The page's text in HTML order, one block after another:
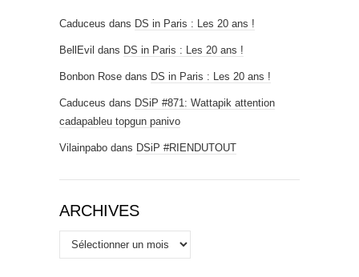
Caduceus dans DS in Paris : Les 20 ans !
BellEvil dans DS in Paris : Les 20 ans !
Bonbon Rose dans DS in Paris : Les 20 ans !
Caduceus dans DSiP #871: Wattapik attention
cadapableu topgun panivo
Vilainpabo dans DSiP #RIENDUTOUT
ARCHIVES
Archives